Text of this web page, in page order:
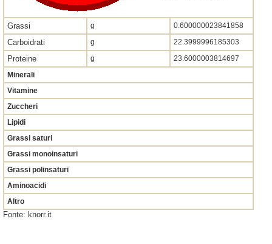
Grassi g 0.600000023841858
Carboidrati g 22.3999996185303
Proteine g
23.6000003814697
Minerali
Vitamine
Zuccheri
Lipidi
Grassi saturi
Grassi monoinsaturi
Grassi polinsaturi
Aminoacidi
Altro
Fonte: knorr.it